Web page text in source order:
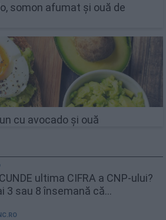
somon afumat și ouă de
cu avocado și ouă
ultima CIFRA a CNP-ului?
3 sau 8 însemană că...